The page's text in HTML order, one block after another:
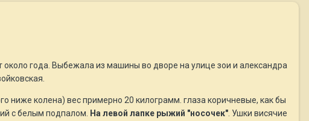
года. Выбежала из машины во дворе на улице зои и александра
ниже колена) вес примерно 20 килограмм. глаза коричневые, как бы
с белым подпалом.
На левой лапке рыжий "носочек" . Ушки висячие